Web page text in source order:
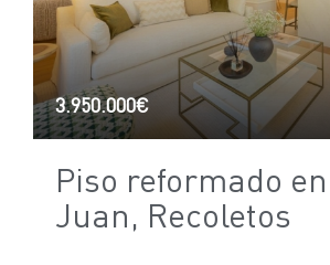
3.950.000€
Piso reformado
Juan, Recoletos